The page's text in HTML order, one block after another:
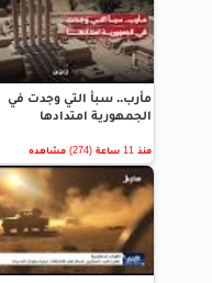
مأرب.. سبأ التي وجدت في
الجمهورية امتدادها
منذ 11 ساعة (274) مشاهده